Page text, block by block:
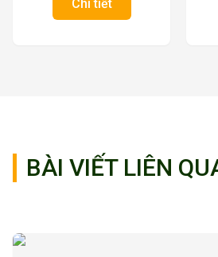
Chi tiết
BÀI VIẾT LIÊN